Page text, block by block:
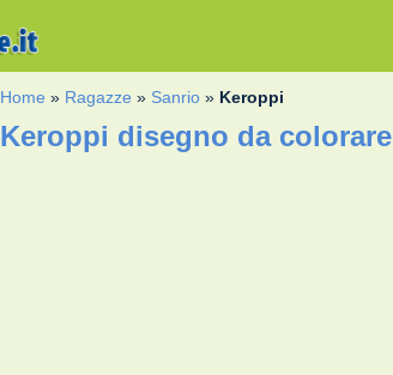
Home » Ragazze » Sanrio » Keroppi
Keroppi disegno da colorare